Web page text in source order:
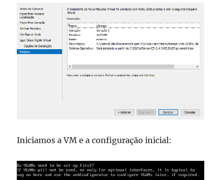
Iniciamos a VM e a configuração inicial: